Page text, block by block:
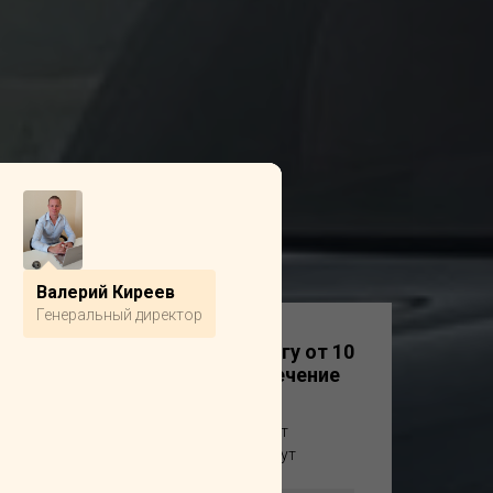
Получите расчет по лизингу от 10
лизинговых компаний в течение
Оставьте заявку и наш специалист
свяжется с вами в течение 15 минут
Валерий Киреев
Генеральный директор